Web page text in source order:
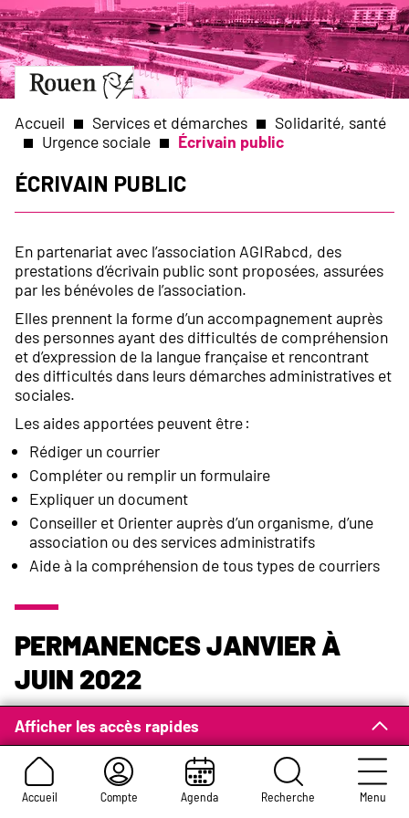
Aller
au
contenu
principal
Aller
à
page
d’accueil
Slide
1
of
1
Accueil Compte Agenda Recherche Menu
Fil
d'Ariane
Accueil Services et démarches
Solidarité, santé
Urgence sociale
Écrivain public
Écrivain public
Afficher les accès rapides
En partenariat avec l’association AGIRabcd, des
prestations d’écrivain public sont proposées, assurées
par les bénévoles de l’association.
Elles prennent la forme d’un accompagnement auprès
des personnes ayant des difficultés de compréhension
et d’expression de la langue française et rencontrant
des difficultés dans leurs démarches administratives et
sociales.
Les aides apportées peuvent être :
Rédiger un courrier
Compléter ou remplir un formulaire
Expliquer un document
Conseiller et Orienter auprès d’un organisme, d’une
association ou des services administratifs
Aide à la compréhension de tous types de courriers
Permanences janvier à
juin 2022
Les permanences sont gratuites et assurées dans les
lieux suivants :
UTS Centre-Ville Gauche
Uniquement sur rendez-vous au
02 32 18 29 40